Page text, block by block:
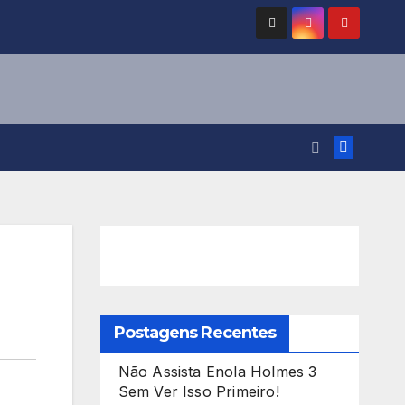
Postagens Recentes
Não Assista Enola Holmes 3
Sem Ver Isso Primeiro!